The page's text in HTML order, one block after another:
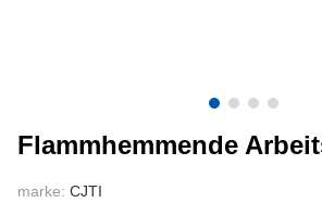
Flammhemmende
marke: CJTI